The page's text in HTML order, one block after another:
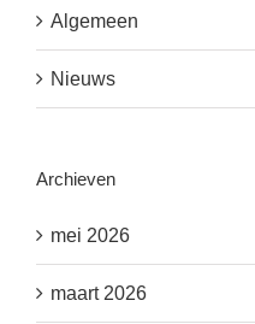
Algemeen
Nieuws
Archieven
mei 2026
maart 2026